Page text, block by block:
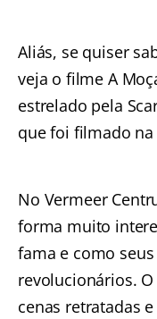
Aliás, se quiser
veja o filme A
estrelado pela
que foi filmado na
No Vermeer
forma muito
fama e como
revolucionários.
cenas retratadas